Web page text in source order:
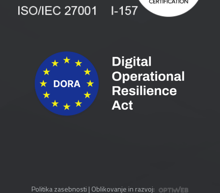
Politika zasebnosti | Oblikovanje in razvoj: